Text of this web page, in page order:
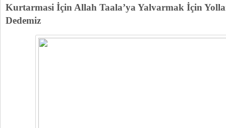
Kurtarmasi İçin Allah Taala’ya Yalvarmak İçin
Dedemiz